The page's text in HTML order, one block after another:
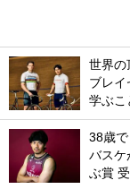
世界の
ブレイ
学ぶこ
38歳
バスケ
ぶ賞